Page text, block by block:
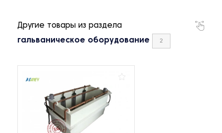
Другие товары из раздела
гальваническое оборудование 2